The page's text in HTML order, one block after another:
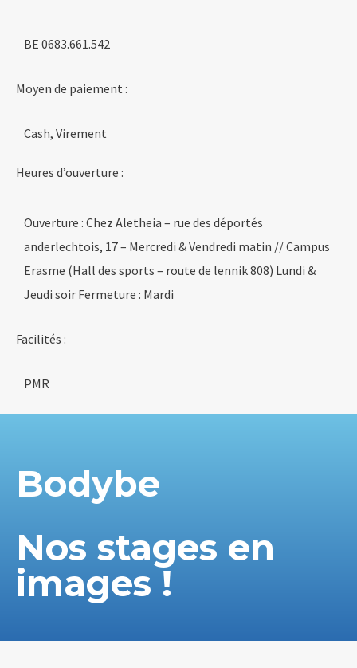
BE 0683.661.542
Moyen de paiement :
Cash, Virement
Heures d’ouverture :
Ouverture : Chez Aletheia – rue des déportés
anderlechtois, 17 – Mercredi & Vendredi matin // Campus
Erasme (Hall des sports – route de lennik 808) Lundi &
Jeudi soir Fermeture : Mardi
Facilités :
PMR
Bodybe
Nos stages en
images !